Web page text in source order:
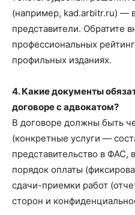
(например, kad.arbitr.ru) —
представители. Обратите
профессиональных
профильных изданиях.
4. Какие документы
договоре с адвокатом?
В договоре должны быть
(конкретные услуги —
представительство в ФАС,
порядок оплаты
сдачи-приемки работ
сторон и